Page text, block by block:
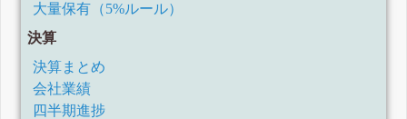
大量保有（5%ルール）
決算
決算まとめ
会社業績
四半期進捗